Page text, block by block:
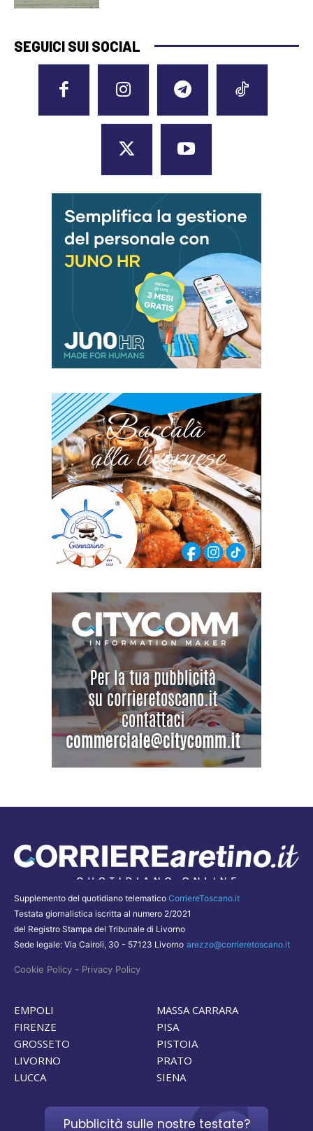
SEGUICI SUI SOCIAL
Supplemento del quotidiano telematico CorriereToscano.it
Testata giornalistica iscritta al numero 2/2021
del Registro Stampa del Tribunale di Livorno
Sede legale: Via Cairoli, 30 - 57123 Livorno arezzo@corrieretoscano.it
Cookie Policy - Privacy Policy
EMPOLI
FIRENZE
GROSSETO
LIVORNO
LUCCA
MASSA CARRARA
PISA
PISTOIA
PRATO
SIENA
Pubblicità sulle nostre testate?